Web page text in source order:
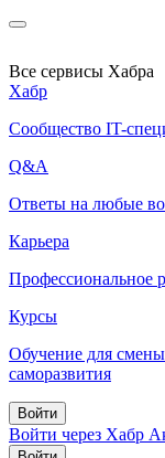
Все сервисы Хабра
Хабр
Сообщество IT-
Q&A
Ответы на любые
Карьера
Профессиональное
Курсы
Обучение для
саморазвития
Войти
Войти через Хабр